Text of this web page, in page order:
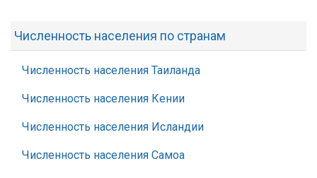
Численность населения по странам
Численность населения Таиланда
Численность населения Кении
Численность населения Исландии
Численность населения Самоа